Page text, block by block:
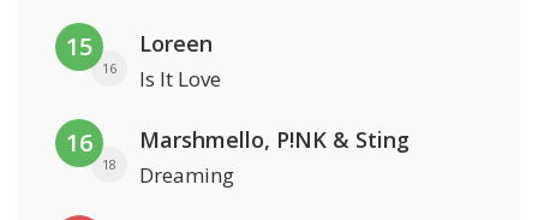
15
16
Loreen
Is It Love
16
18
Marshmello, P!NK & Sting
Dreaming